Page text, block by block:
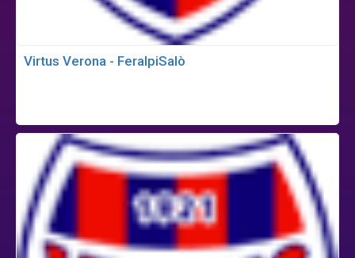
Virtus Verona - FeralpiSalò